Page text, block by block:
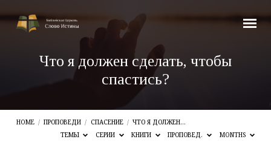
Что я должен сделать, чтобы
спастись?
HOME / ПРОПОВЕДИ / СПАСЕНИЕ / ЧТО Я ДОЛЖЕН…
ТЕМЫ
СЕРИИ КНИГИ ПРОПОВЕД. MONTHS